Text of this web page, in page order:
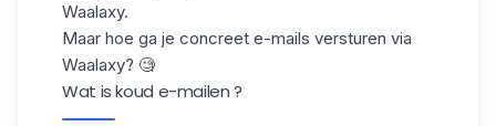
Waalaxy.
Maar hoe ga je concreet e-mails versturen via
Waalaxy? 🧐
Wat is koud e-mailen ?